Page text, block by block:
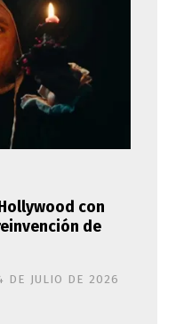
con
de
DE JULIO DE 2026